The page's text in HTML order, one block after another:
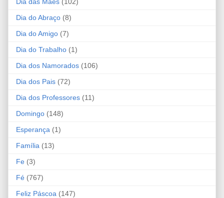
Dia do Abraço (8)
Dia do Amigo (7)
Dia do Trabalho (1)
Dia dos Namorados (106)
Dia dos Pais (72)
Dia dos Professores (11)
Domingo (148)
Esperança (1)
Família (13)
Fe (3)
Fé (767)
Feliz Páscoa (147)